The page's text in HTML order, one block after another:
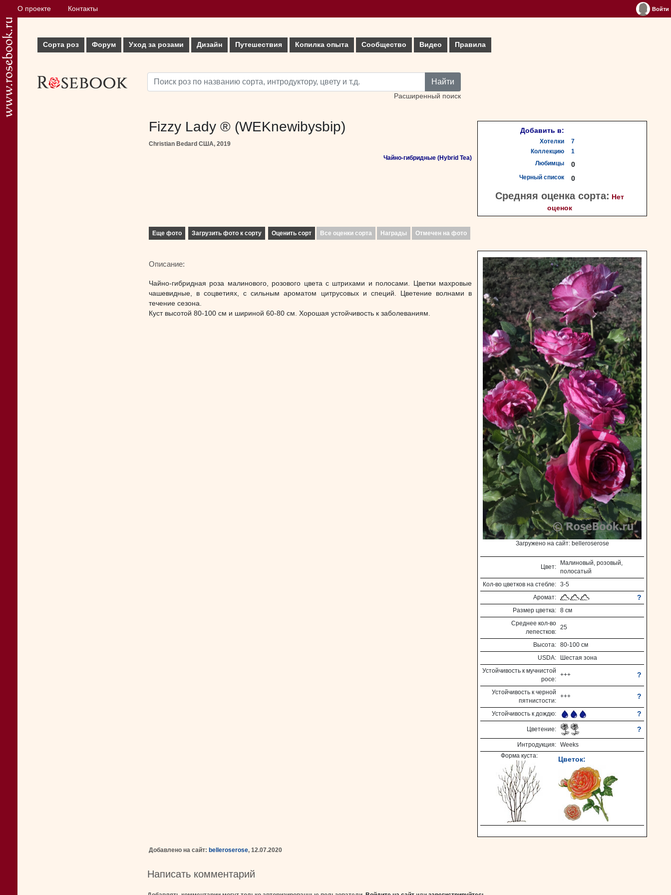
О проекте Контакты Войти
Сорта роз Форум Уход за розами Дизайн Путешествия Копилка опыта Сообщество Видео Правила
Найти
Расширенный поиск
Fizzy Lady ® (WEKnewibysbip)
Christian Bedard США, 2019
Чайно-гибридные (Hybrid Tea)
Добавить в:
Хотелки
7
Коллекцию
1
Любимцы
0
Черный список 0
Средняя оценка сорта: Нет
оценок
Еще фото Загрузить фото к сорту Оценить сорт Все оценки сорта Награды Отмечен на фото
Описание:
Чайно-гибридная роза малинового, розового цвета с штрихами и полосами. Цветки махровые
чашевидные, в соцветиях, с сильным ароматом цитрусовых и специй. Цветение волнами в
течение сезона.
Куст высотой 80-100 см и шириной 60-80 см. Хорошая устойчивость к заболеваниям.
Загружено на сайт: belleroserose
Цвет:
Малиновый, розовый,
полосатый
Кол-во цветков на стебле: 3-5
Аромат: ?
Размер цветка: 8 см
Среднее кол-во
лепестков:
25
Высота: 80-100 см
USDA: Шестая зона
Устойчивость к мучнистой
росе:
+++ ?
Устойчивость к черной
пятнистости:
+++ ?
Устойчивость к дождю: ?
Цветение: ?
Интродукция:
Weeks
Форма куста:
Цветок:
Добавлено на сайт: belleroserose, 12.07.2020
Написать комментарий